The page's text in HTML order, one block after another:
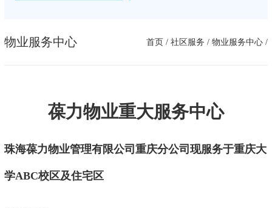
物业服务中心 首页 /社区服务 /物业服务中心 /
葆力物业重大服务中心
珠海葆力物业管理有限公司重庆分公司现服务于重庆大
学ABC校区及住宅区